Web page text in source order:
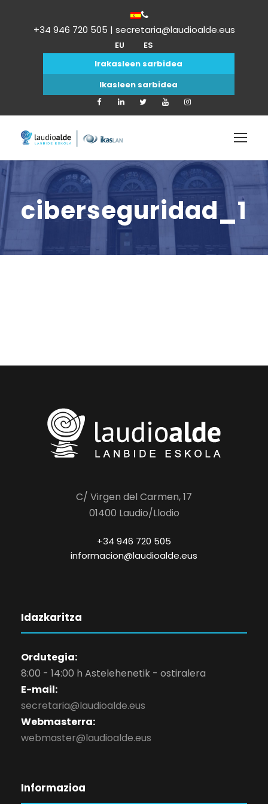
+34 946 720 505 | secretaria@laudioalde.eus
EU
ES
Irakasleen sarbidea
Ikasleen sarbidea
ciberseguridad_1
C/ Virgen del Carmen, 17
01400 Laudio/Llodio
+34 946 720 505
informacion@laudioalde.eus
Idazkaritza
Ordutegia:
8:00 - 14:00 h Astelehenetik - ostiralera
E-mail:
secretaria@laudioalde.eus
Webmasterra:
webmaster@laudioalde.eus
Informazioa